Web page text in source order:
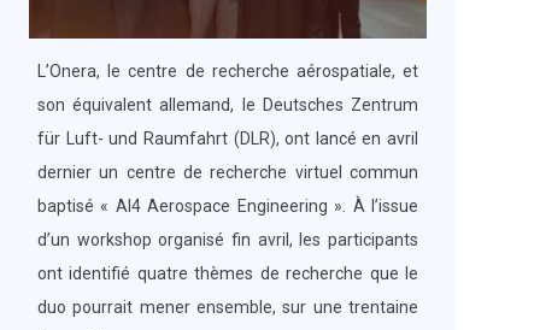
L’Onera, le centre de recherche aérospatiale, et
son équivalent allemand, le Deutsches Zentrum
für Luft- und Raumfahrt (DLR), ont lancé en avril
dernier un centre de recherche virtuel commun
baptisé « AI4 Aerospace Engineering ». À l’issue
d’un workshop organisé fin avril, les participants
ont identifié quatre thèmes de recherche que le
duo pourrait mener ensemble, sur une trentaine